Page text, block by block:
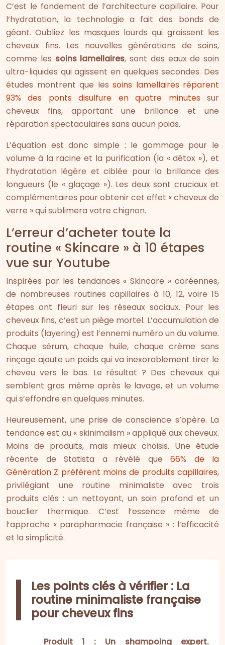
C’est le fondement de l’architecture capillaire. Pour
l’hydratation, la technologie a fait des bonds de
géant. Oubliez les masques lourds qui graissent les
cheveux fins. Les nouvelles générations de soins,
comme les soins lamellaires, sont des eaux de soin
ultra-liquides qui agissent en quelques secondes. Des
études montrent que les soins lamellaires réparent
93% des ponts disulfure en quatre minutes sur
cheveux fins, apportant une brillance et une
réparation spectaculaires sans aucun poids.
L’équation est donc simple : le gommage pour le
volume à la racine et la purification (la « détox »), et
l’hydratation légère et ciblée pour la brillance des
longueurs (le « glaçage »). Les deux sont cruciaux et
complémentaires pour obtenir cet effet « cheveux de
verre » qui sublimera votre chignon.
L’erreur d’acheter toute la
routine « Skincare » à 10 étapes
vue sur Youtube
Inspirées par les tendances « Skincare » coréennes,
de nombreuses routines capillaires à 10, 12, voire 15
étapes ont fleuri sur les réseaux sociaux. Pour les
cheveux fins, c’est un piège mortel. L’accumulation de
produits (layering) est l’ennemi numéro un du volume.
Chaque sérum, chaque huile, chaque crème sans
rinçage ajoute un poids qui va inexorablement tirer le
cheveu vers le bas. Le résultat ? Des cheveux qui
semblent gras même après le lavage, et un volume
qui s’effondre en quelques minutes.
Heureusement, une prise de conscience s’opère. La
tendance est au « skinimalism » appliqué aux cheveux.
Moins de produits, mais mieux choisis. Une étude
récente de Statista a révélé que 66% de la
Génération Z préfèrent moins de produits capillaires,
privilégiant une routine minimaliste avec trois
produits clés : un nettoyant, un soin profond et un
bouclier thermique. C’est l’essence même de
l’approche « parapharmacie française » : l’efficacité
et la simplicité.
Les points clés à vérifier : La
routine minimaliste française
pour cheveux fins
Produit 1 : Un shampoing expert.